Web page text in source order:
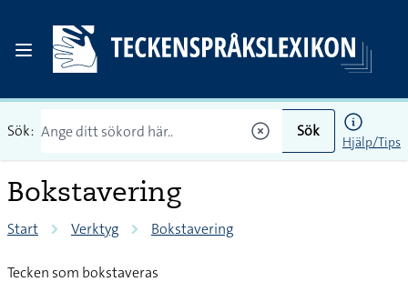
Sök: Sök
Hjälp/Tips
Bokstavering
Start Verktyg Bokstavering
Tecken som bokstaveras